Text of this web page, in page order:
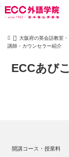
大阪府の英会話教室
講師・カウンセラー紹介
ECCあび
開講コース・授業料